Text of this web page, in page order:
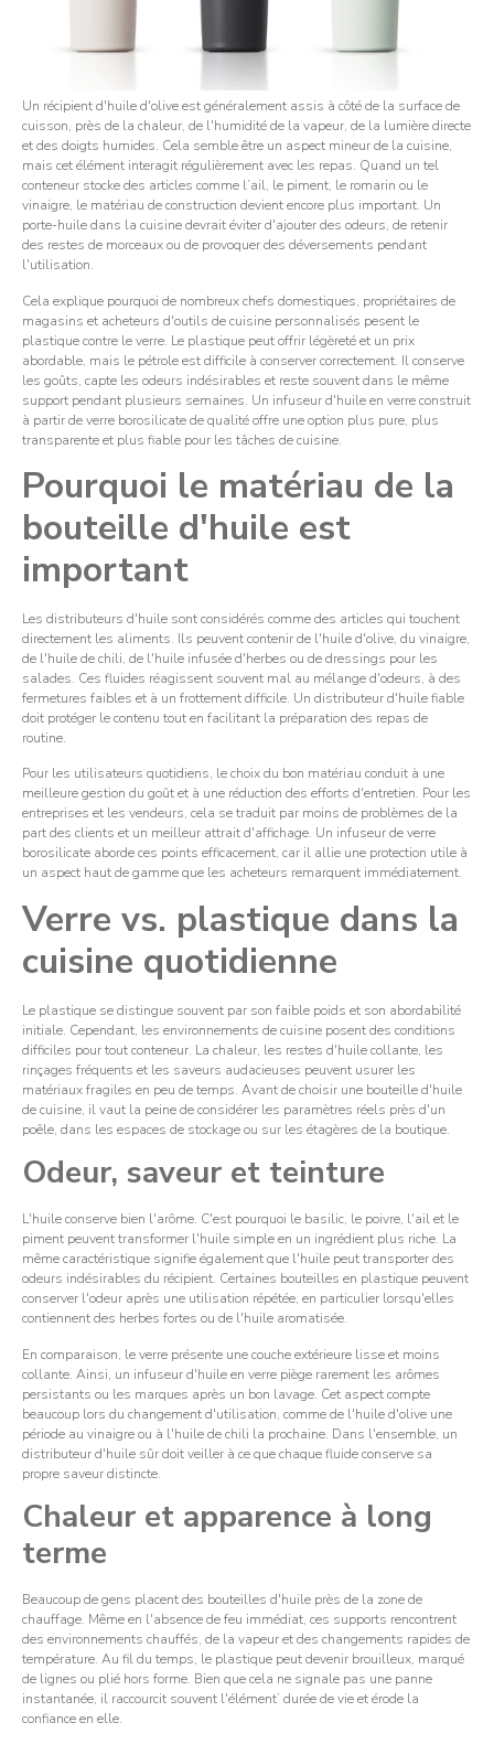
Un récipient d'huile d'olive est généralement assis à côté de la surface de
cuisson, près de la chaleur, de l'humidité de la vapeur, de la lumière directe
et des doigts humides. Cela semble être un aspect mineur de la cuisine,
mais cet élément interagit régulièrement avec les repas. Quand un tel
conteneur stocke des articles comme l’ail, le piment, le romarin ou le
vinaigre, le matériau de construction devient encore plus important. Un
porte-huile dans la cuisine devrait éviter d'ajouter des odeurs, de retenir
des restes de morceaux ou de provoquer des déversements pendant
l'utilisation.
Cela explique pourquoi de nombreux chefs domestiques, propriétaires de
magasins et acheteurs d'outils de cuisine personnalisés pesent le
plastique contre le verre. Le plastique peut offrir légèreté et un prix
abordable, mais le pétrole est difficile à conserver correctement. Il conserve
les goûts, capte les odeurs indésirables et reste souvent dans le même
support pendant plusieurs semaines. Un infuseur d'huile en verre construit
à partir de verre borosilicate de qualité offre une option plus pure, plus
transparente et plus fiable pour les tâches de cuisine.
Pourquoi le matériau de la
bouteille d'huile est
important
Les distributeurs d'huile sont considérés comme des articles qui touchent
directement les aliments. Ils peuvent contenir de l'huile d'olive, du vinaigre,
de l'huile de chili, de l'huile infusée d'herbes ou de dressings pour les
salades. Ces fluides réagissent souvent mal au mélange d'odeurs, à des
fermetures faibles et à un frottement difficile. Un distributeur d'huile fiable
doit protéger le contenu tout en facilitant la préparation des repas de
routine.
Pour les utilisateurs quotidiens, le choix du bon matériau conduit à une
meilleure gestion du goût et à une réduction des efforts d'entretien. Pour les
entreprises et les vendeurs, cela se traduit par moins de problèmes de la
part des clients et un meilleur attrait d'affichage. Un infuseur de verre
borosilicate aborde ces points efficacement, car il allie une protection utile à
un aspect haut de gamme que les acheteurs remarquent immédiatement.
Verre vs. plastique dans la
cuisine quotidienne
Le plastique se distingue souvent par son faible poids et son abordabilité
initiale. Cependant, les environnements de cuisine posent des conditions
difficiles pour tout conteneur. La chaleur, les restes d'huile collante, les
rinçages fréquents et les saveurs audacieuses peuvent usurer les
matériaux fragiles en peu de temps. Avant de choisir une bouteille d'huile
de cuisine, il vaut la peine de considérer les paramètres réels près d'un
poêle, dans les espaces de stockage ou sur les étagères de la boutique.
Odeur, saveur et teinture
L'huile conserve bien l'arôme. C'est pourquoi le basilic, le poivre, l'ail et le
piment peuvent transformer l'huile simple en un ingrédient plus riche. La
même caractéristique signifie également que l'huile peut transporter des
odeurs indésirables du récipient. Certaines bouteilles en plastique peuvent
conserver l'odeur après une utilisation répétée, en particulier lorsqu'elles
contiennent des herbes fortes ou de l'huile aromatisée.
En comparaison, le verre présente une couche extérieure lisse et moins
collante. Ainsi, un infuseur d'huile en verre piège rarement les arômes
persistants ou les marques après un bon lavage. Cet aspect compte
beaucoup lors du changement d'utilisation, comme de l'huile d'olive une
période au vinaigre ou à l'huile de chili la prochaine. Dans l'ensemble, un
distributeur d'huile sûr doit veiller à ce que chaque fluide conserve sa
propre saveur distincte.
Chaleur et apparence à long
terme
Beaucoup de gens placent des bouteilles d'huile près de la zone de
chauffage. Même en l'absence de feu immédiat, ces supports rencontrent
des environnements chauffés, de la vapeur et des changements rapides de
température. Au fil du temps, le plastique peut devenir brouilleux, marqué
de lignes ou plié hors forme. Bien que cela ne signale pas une panne
instantanée, il raccourcit souvent l'élément’ durée de vie et érode la
confiance en elle.